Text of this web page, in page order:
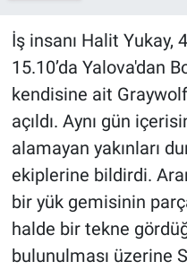
İş insanı Halit Yukay,
15.10’da Yalova'dan
kendisine ait
açıldı. Aynı gün
alamayan yakınları
ekiplerine bildirdi.
bir yük gemisinin
halde bir tekne
bulunulması üzerine